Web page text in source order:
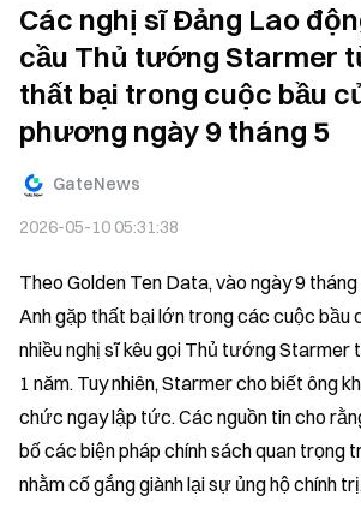
Các nghị sĩ Đảng Lao
cầu Thủ tướng Starmer
thất bại trong cuộc bầu
phương ngày 9 tháng 5
GateNews
2026-05-10 05:31:38
Theo Golden Ten Data, vào ngày 9
Anh gặp thất bại lớn trong các cuộc
nhiều nghị sĩ kêu gọi Thủ tướng
1 năm. Tuy nhiên, Starmer cho biết ông
chức ngay lập tức. Các nguồn tin cho
bố các biện pháp chính sách quan trọng
nhằm cố gắng giành lại sự ủng hộ chính